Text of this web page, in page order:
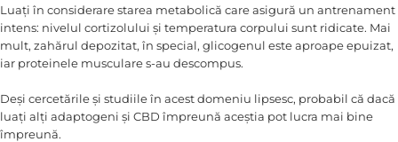
Luați în considerare starea metabolică care asigură un antrenament
intens: nivelul cortizolului și temperatura corpului sunt ridicate. Mai
mult, zahărul depozitat, în special, glicogenul este aproape epuizat,
iar proteinele musculare s-au descompus.
Deși cercetările și studiile în acest domeniu lipsesc, probabil că dacă
luați alți adaptogeni și CBD împreună aceștia pot lucra mai bine
împreună.